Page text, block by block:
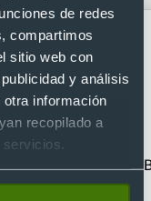
de redes
compartimos
sitio web con
y análisis
información
recopilado a